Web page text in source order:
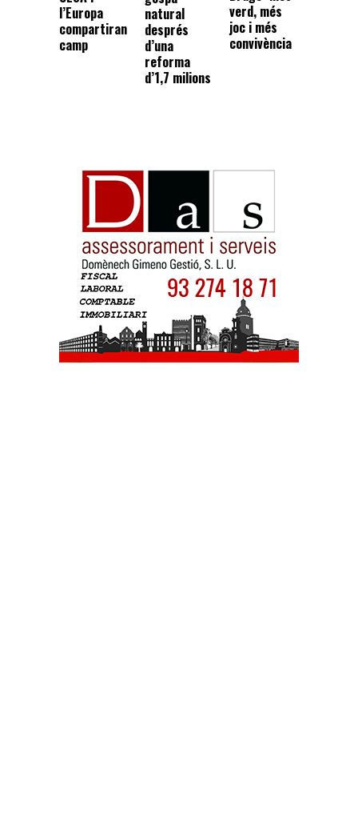
l’Europa
compartiran
camp
natural
després
d’una
reforma
d’1,7 milions
verd, més
joc i més
convivència